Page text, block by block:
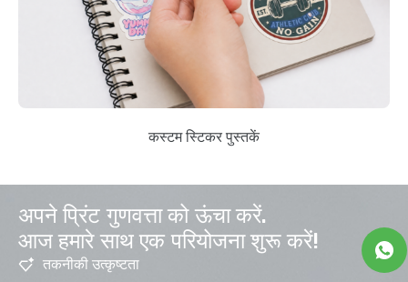
कस्टम स्टिकर पुस्तकें
अपने प्रिंट गुणवत्ता को ऊंचा करें.
आज हमारे साथ एक परियोजना शुरू करें!
तकनीकी उत्कृष्टता